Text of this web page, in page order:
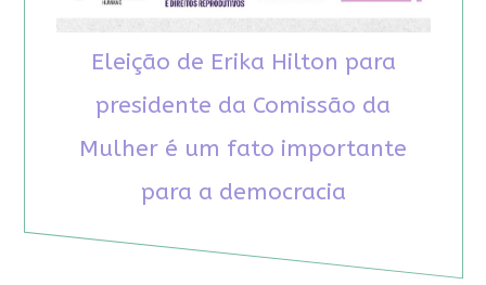
Eleição de Erika Hilton para
presidente da Comissão da
Mulher é um fato importante
para a democracia